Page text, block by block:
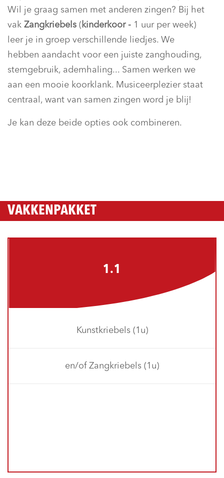
Wil je graag samen met anderen zingen? Bij het
vak Zangkriebels ( kinderkoor - 1 uur per week)
leer je in groep verschillende liedjes. We
hebben aandacht voor een juiste zanghouding,
stemgebruik, ademhaling... Samen werken we
aan een mooie koorklank. Musiceerplezier staat
centraal, want van samen zingen word je blij!
Je kan deze beide opties ook combineren.
VAKKENPAKKET
1.1
Kunstkriebels (1u)
en/of Zangkriebels (1u)